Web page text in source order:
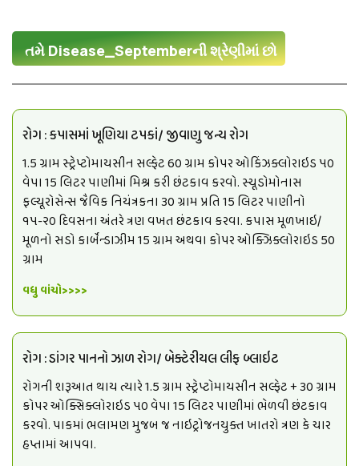
તમે Disease_Septemberની શ્રેણીમાં છો
રોગ : કપાસમાં ખૂણિયા ટપકાં/ જીવાણુ જન્ય રોગ
1.5 ગ્રામ સ્ટ્રેપ્ટોમાયસીન સલ્ફેટ 60 ગ્રામ કોપર ઓકિંઝક્લોરાઇડ ૫૦
વેપા 15 લિટર પાણીમાં મિશ્ર કરી છંટકાવ કરવો. સ્યૂડોમોનાસ
ફલ્યૂરોસેન્સ જૈવિક નિયંત્રકના 30 ગ્રામ પ્રતિ 15 લિટર પાણીનો
૧૫-૨૦ દિવસના અંતરે ત્રણ વખત છંટકાવ કરવા. કપાસ મૂળખાઇ/
મૂળનો સડો કાર્બેન્ડાઝીમ 15 ગ્રામ અથવા કોપર ઓક્ઝિક્લોરાઇડ 50
ગ્રામ
વધુ વાંચો>>>>
રોગ : ડાંગર પાનનો ઝાળ રોગ/ બેક્ટેરીયલ લીફ બ્લાઇટ
રોગની શરૂઆત થાય ત્યારે 1.5 ગ્રામ સ્ટ્રેપ્ટોમાયસીન સલ્ફેટ + 30 ગ્રામ
કોપર ઓક્સિક્લોરાઇડ ૫૦ વેપા 15 લિટર પાણીમાં ભેળવી છંટકાવ
કરવો. પાકમાં ભલામણ મુજબ જ નાઇટ્રોજનયુક્ત ખાતરો ત્રણ કે ચાર
હપ્તામાં આપવા.